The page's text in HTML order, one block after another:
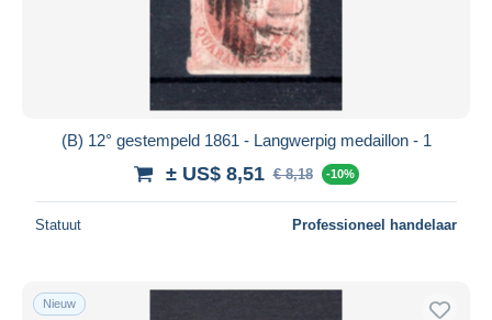
(B) 12° gestempeld 1861 - Langwerpig medaillon - 1
± US$ 8,51 € 8,18 -10%
Statuut Professioneel handelaar
Nieuw